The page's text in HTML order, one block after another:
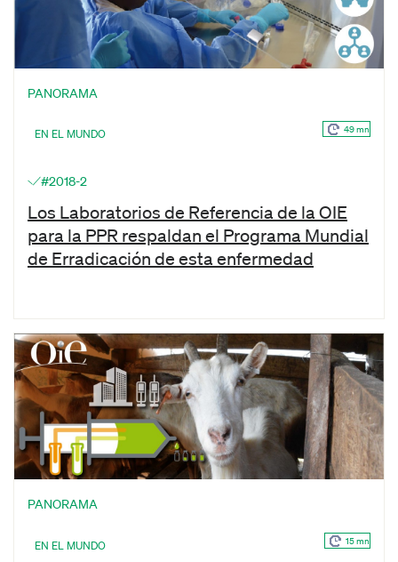
PANORAMA
EN EL MUNDO 49 mn
#2018-2
Los Laboratorios de Referencia de la OIE
para la PPR respaldan el Programa Mundial
de Erradicación de esta enfermedad
PANORAMA
EN EL MUNDO 15 mn